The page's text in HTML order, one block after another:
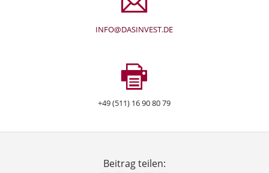
INFO@DASINVEST.DE
+49 (511) 16 90 80 79
Beitrag teilen: